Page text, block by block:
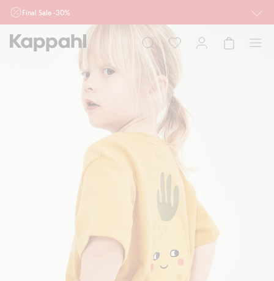
Final Sale -30%
Ważne przy zakupie min. 2 sztuk produktów włączonych w ofertę, również z
działu outlet do 10.8 w sklepach Kappahl i Newbie oraz na kappahl.com. Ofert
nie łączymy
Mężczyzna Dziecko